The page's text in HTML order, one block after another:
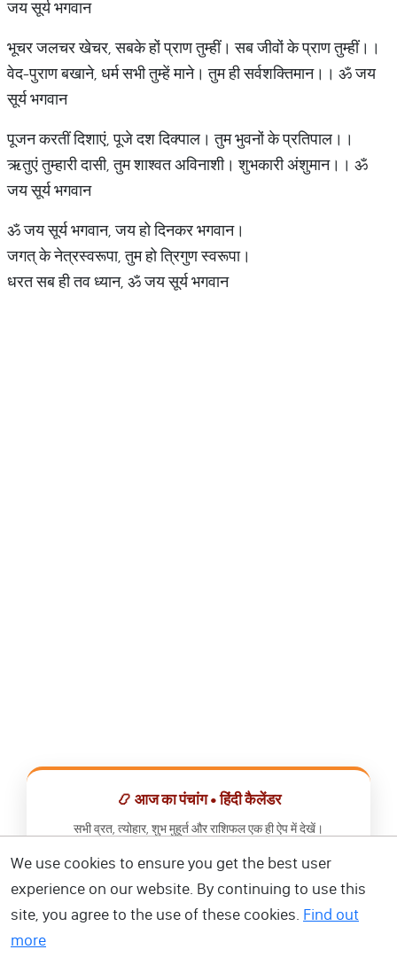
जय सूर्य भगवान
भूचर जलचर खेचर, सबके हों प्राण तुम्हीं। सब जीवों के प्राण तुम्हीं।।
वेद-पुराण बखाने, धर्म सभी तुम्हें माने। तुम ही सर्वशक्तिमान।। ॐ जय
सूर्य भगवान
पूजन करतीं दिशाएं, पूजे दश दिक्पाल। तुम भुवनों के प्रतिपाल।।
ऋतुएं तुम्हारी दासी, तुम शाश्वत अविनाशी। शुभकारी अंशुमान।। ॐ
जय सूर्य भगवान
ॐ जय सूर्य भगवान, जय हो दिनकर भगवान।
जगत् के नेत्रस्वरूपा, तुम हो त्रिगुण स्वरूपा।
धरत सब ही तव ध्यान, ॐ जय सूर्य भगवान
📿 आज का पंचांग • हिंदी कैलेंडर
सभी व्रत, त्योहार, शुभ मुहूर्त और राशिफल एक ही ऐप में देखें।
📅 हिंदी कैलेंडर ऐप डाउनलोड करें
We use cookies to ensure you get the best user
experience on our website. By continuing to use this
site, you agree to the use of these cookies. Find out
more